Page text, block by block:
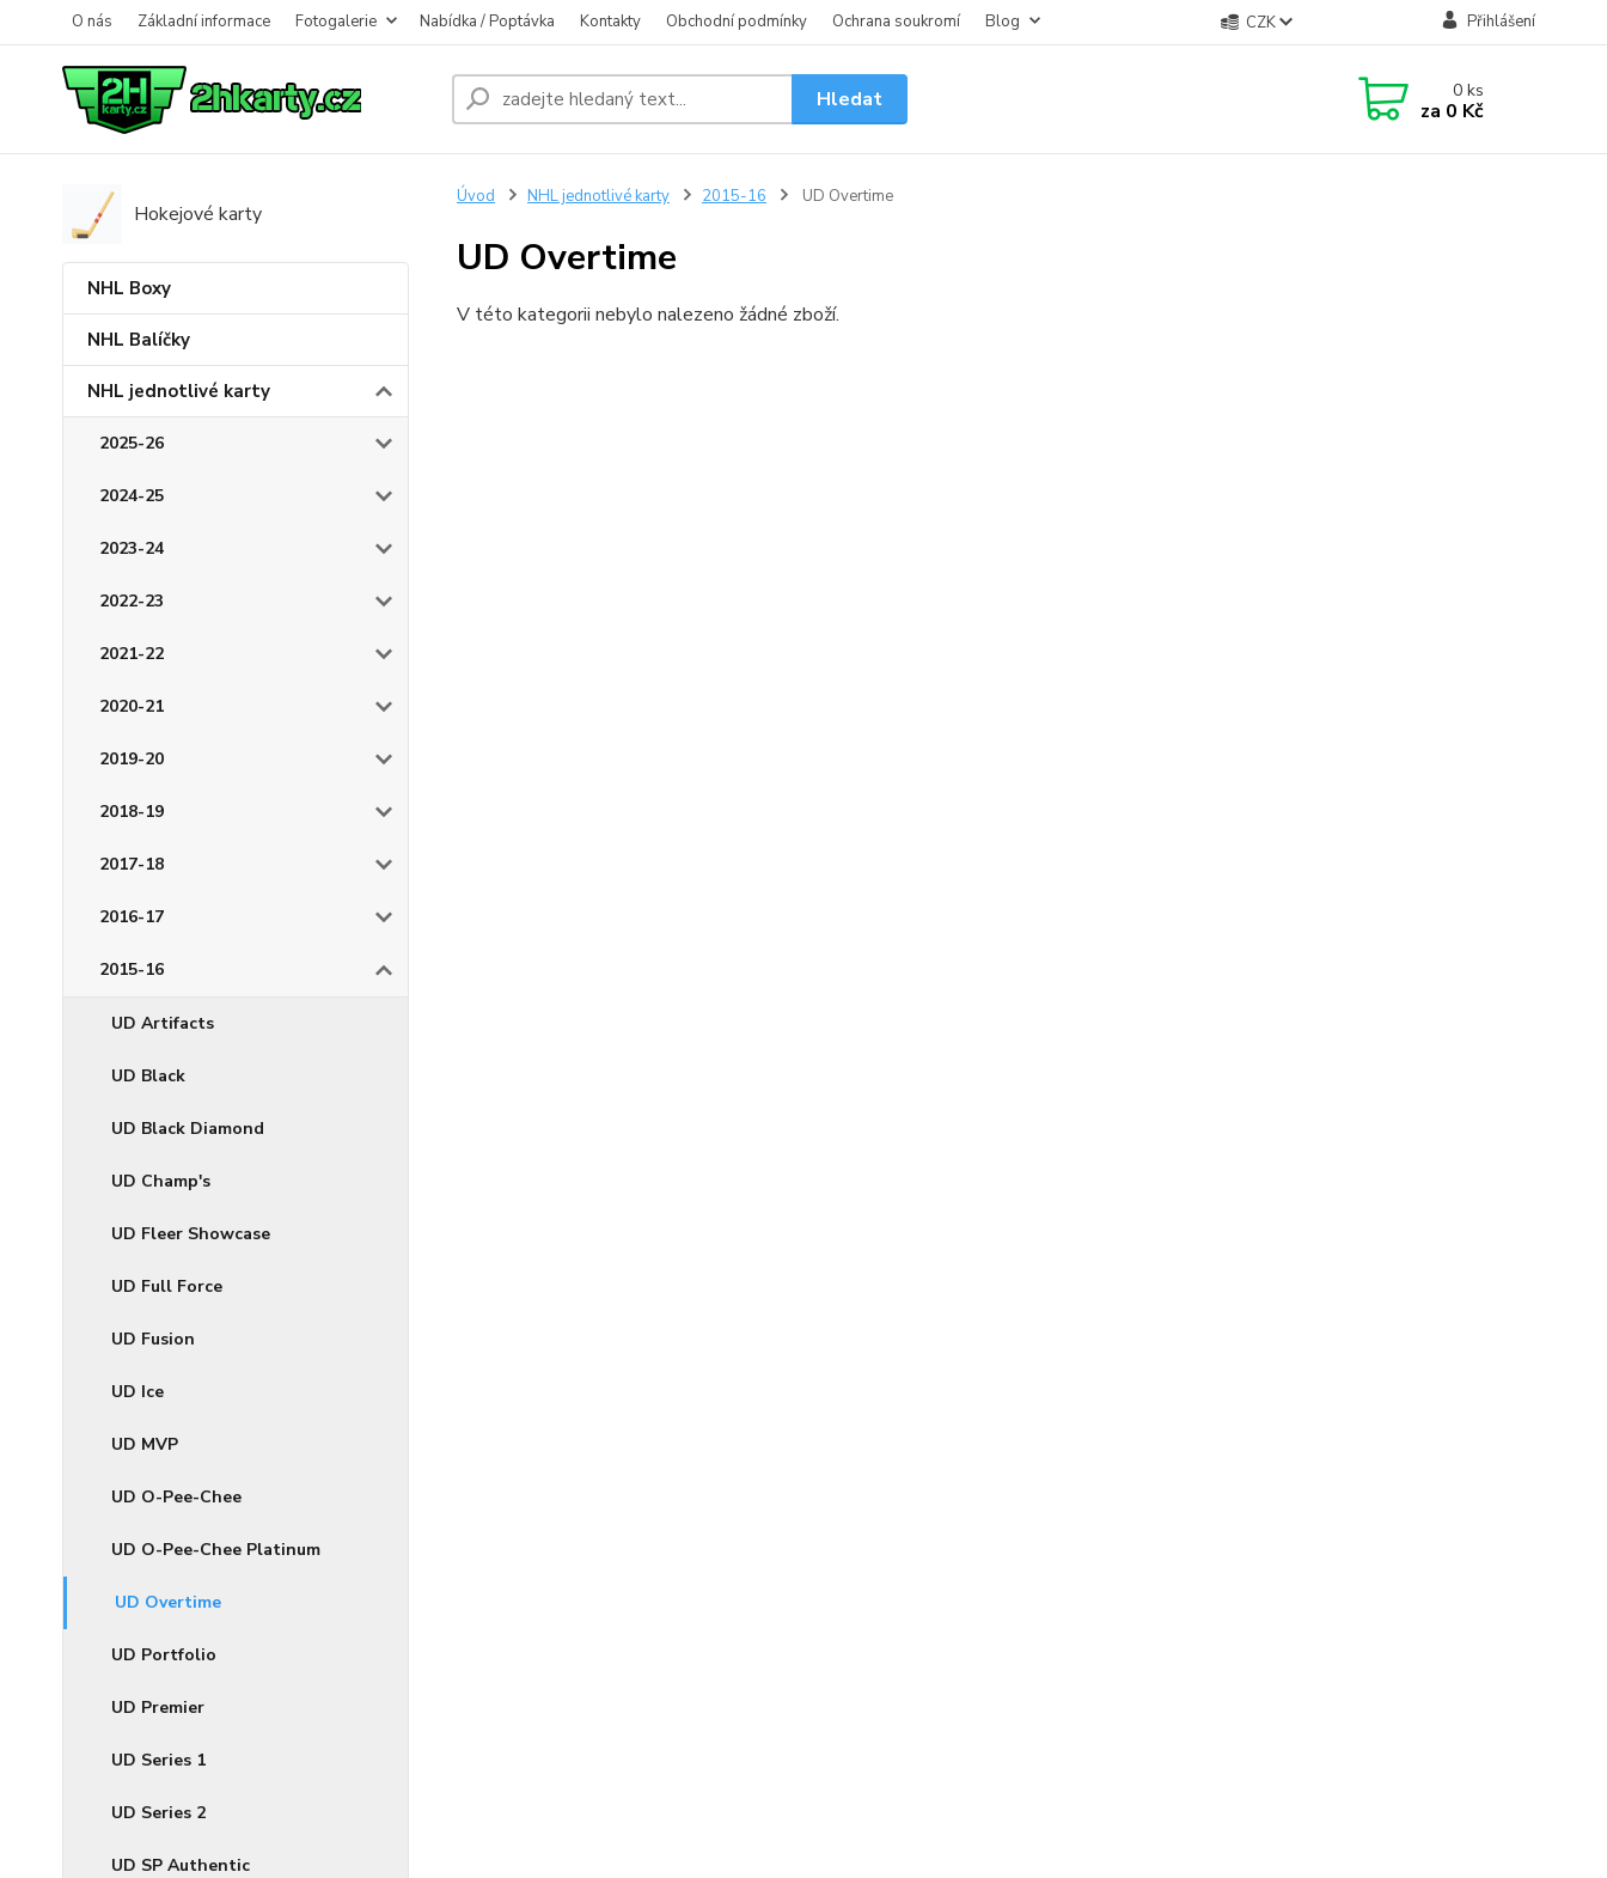
O nás Základní informace Fotogalerie Nabídka / Poptávka Kontakty Obchodní podmínky Ochrana soukromí Blog CZK Přihlášení
Hledat 0ks
za 0 Kč
Hokejové karty
NHL Boxy
NHL Balíčky
NHL jednotlivé karty
2025-26
2024-25
2023-24
2022-23
2021-22
2020-21
2019-20
2018-19
2017-18
2016-17
2015-16
UD Artifacts
UD Black
UD Black Diamond
UD Champ's
UD Fleer Showcase
UD Full Force
UD Fusion
UD Ice
UD MVP
UD O-Pee-Chee
UD O-Pee-Chee Platinum
UD Overtime
UD Portfolio
UD Premier
UD Series 1
UD Series 2
UD SP Authentic
Úvod NHL jednotlivé karty 2015-16 UD Overtime
UD Overtime
V této kategorii nebylo nalezeno žádné zboží.